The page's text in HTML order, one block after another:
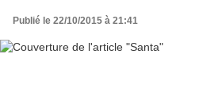
Publié le 22/10/2015 à 21:41